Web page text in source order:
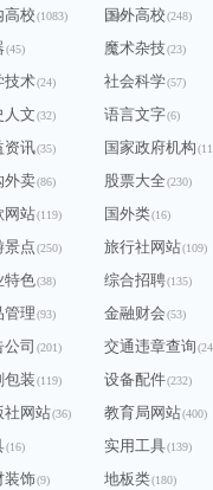
(240)
高校(1083) 国外高校(248)
(45) 魔术杂技(23)
技术(24) 社会科学(57)
人文(32) 语言文字(6)
资讯(35) 国家政府机构
外卖(86) 股票大全(230)
网站(119) 国外类(16)
景点(250) 旅行社网站(109)
特色(38) 综合招聘(135)
管理(93) 金融财会(53)
公司 (201) 交通违章查询
包装(119) 设备配件(232)
社网站(36) 教育局网站(400)
(16) 实用工具(139)
装饰(9) 地板类(180)